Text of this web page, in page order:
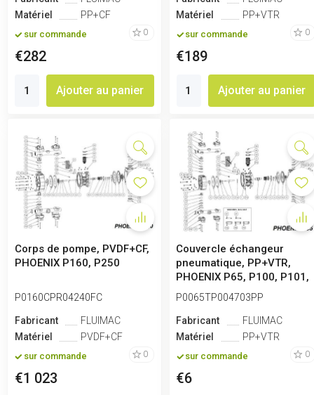
Matériel
PP+CF
sur commande 0
€282
Ajouter au panier
Matériel
PP+VTR
sur commande 0
€189
Ajouter au panier
Corps de pompe, PVDF+CF,
PHOENIX P160, P250
P0160CPR04240FC
Fabricant
FLUIMAC
Matériel
PVDF+CF
sur commande 0
€1 023
Couvercle échangeur
pneumatique, PP+VTR,
PHOENIX P65, P100, P101,
P160, P250
P0065TP004703PP
Fabricant
FLUIMAC
Matériel
PP+VTR
sur commande 0
€6